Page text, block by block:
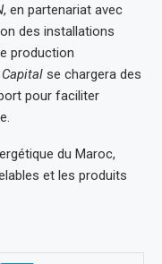
, en partenariat avec
des installations
production
se chargera des
pour faciliter
du Maroc,
et les produits